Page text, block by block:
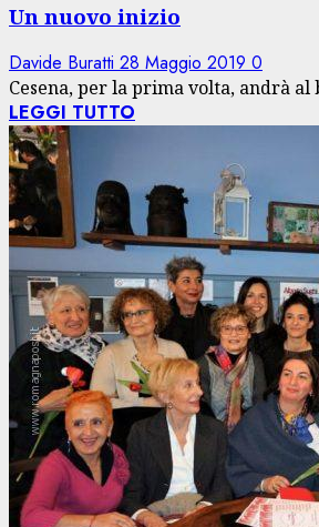
Un nuovo inizio
Davide Buratti 28 Maggio 2019 0
Cesena, per la prima volta, andrà
LEGGI TUTTO